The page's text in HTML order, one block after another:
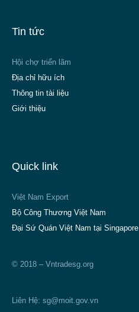
Tin tức
Hội chợ triển lãm
Địa chỉ hữu ích
Thông tin tài liệu
Giới thiệu
Quick link
Việt Nam Export
Bộ Công Thương Việt Nam
Đại Sứ Quán Việt Nam tại Singapore
© 2018 – Vntradesg.org
Liên Hệ: sg@moit.gov.vn